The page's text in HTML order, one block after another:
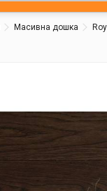
Масивна дошка